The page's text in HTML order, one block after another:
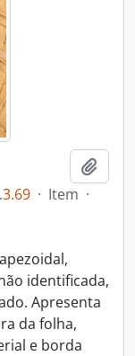
· Item ·
identificada,
Apresenta
da folha,
e borda